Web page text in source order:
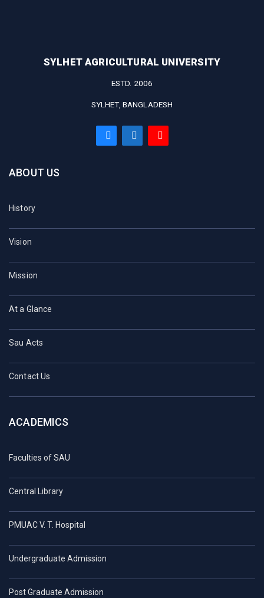
SYLHET AGRICULTURAL UNIVERSITY
ESTD. 2006
SYLHET, BANGLADESH
ABOUT US
History
Vision
Mission
At a Glance
Sau Acts
Contact Us
ACADEMICS
Faculties of SAU
Central Library
PMUAC V. T. Hospital
Undergraduate Admission
Post Graduate Admission